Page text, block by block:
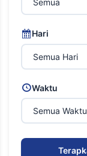
Hari
Waktu